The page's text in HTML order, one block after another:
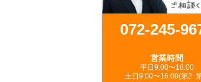
072-245-
営業時間
平日9:00〜18:00
土日9:00〜16:00(第2･